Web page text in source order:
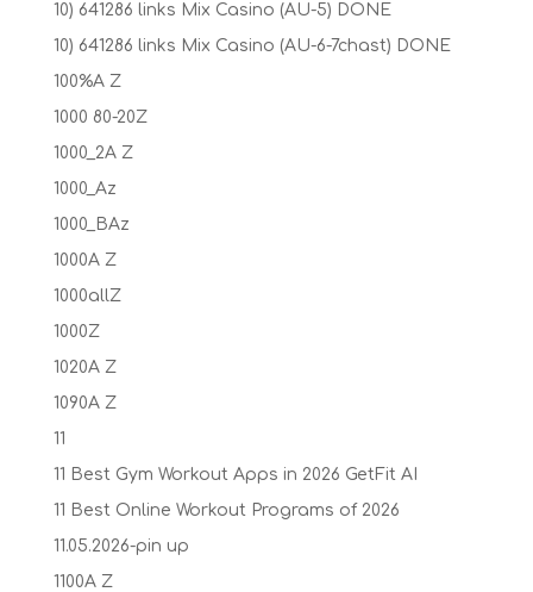
10) 641286 links Mix Casino (AU-5) DONE
10) 641286 links Mix Casino (AU-6-7chast) DONE
100%A Z
1000 80-20Z
1000_2A Z
1000_Az
1000_BAz
1000A Z
1000allZ
1000Z
1020A Z
1090A Z
11
11 Best Gym Workout Apps in 2026 GetFit AI
11 Best Online Workout Programs of 2026
11.05.2026-pin up
1100A Z